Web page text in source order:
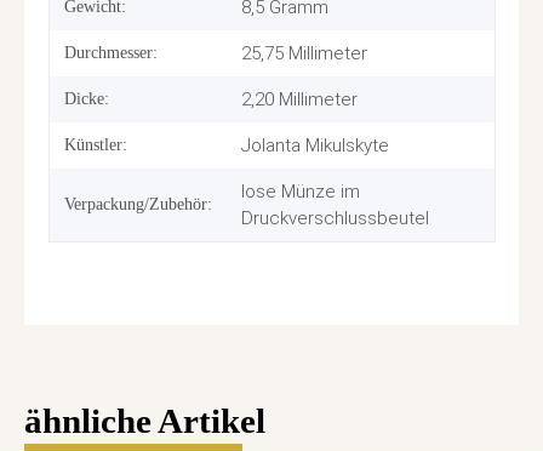
Gewicht: 8,5 Gramm
Durchmesser: 25,75 Millimeter
Dicke: 2,20 Millimeter
Künstler: Jolanta Mikulskyte
Verpackung/Zubehör:
lose Münze im
Druckverschlussbeutel
ähnliche Artikel